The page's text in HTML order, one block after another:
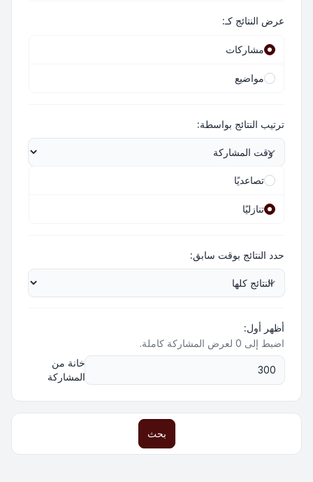
عرض النتائج كـ:
مشاركات
مواضيع
ترتيب النتائج بواسطة:
تصاعديًا
تنازليًا
حدد النتائج بوقت سابق:
أظهر أول:
اضبط إلى 0 لعرض المشاركة كاملة.
خانة من
المشاركة
بحث